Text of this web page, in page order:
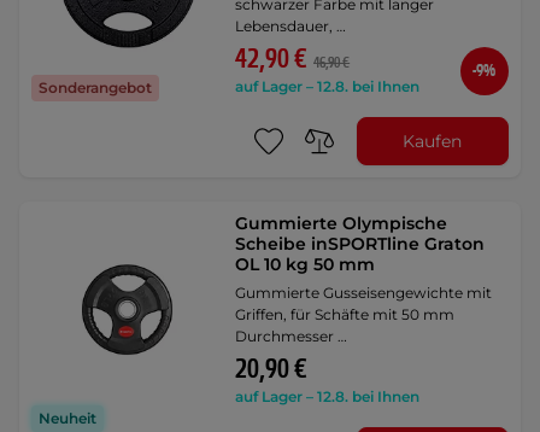
Sonderangebot
schwarzer Farbe mit langer
Lebensdauer, …
42,90 € 46,90 €
auf Lager – 12.8. bei Ihnen
-9%
Kaufen
Neuheit
Gummierte Olympische
Scheibe inSPORTline Graton
OL 10 kg 50 mm
Gummierte Gusseisengewichte mit
Griffen, für Schäfte mit 50 mm
Durchmesser …
20,90 €
auf Lager – 12.8. bei Ihnen